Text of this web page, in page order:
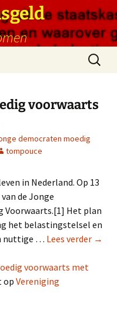
Zoeken
naar:
voorwaarts
democraten moedig
tompouce
in Nederland. Op 13
de Jonge
Voorwaarts.[1] Het plan
het belastingstelsel en
nuttige … Lees verder →
voorwaarts met
op Vereniging